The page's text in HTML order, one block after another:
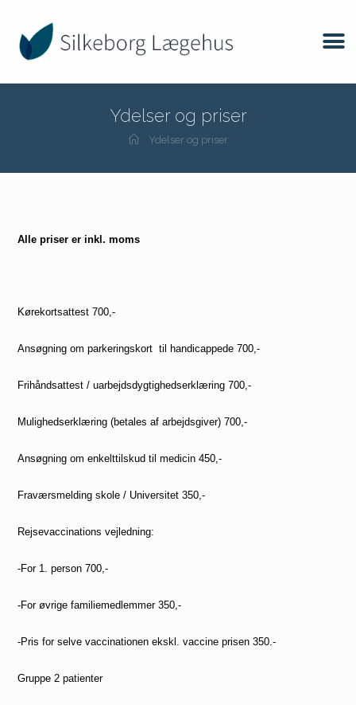
Ydelser og priser
Ydelser og priser
Alle priser er inkl. moms
Kørekortsattest 700,-
Ansøgning om parkeringskort til handicappede 700,-
Frihåndsattest / uarbejdsdygtighedserklæring 700,-
Mulighedserklæring (betales af arbejdsgiver) 700,-
Ansøgning om enkelttilskud til medicin 450,-
Fraværsmelding skole / Universitet 350,-
Rejsevaccinations vejledning:
-For 1. person 700,-
-For øvrige familiemedlemmer 350,-
-Pris for selve vaccinationen ekskl. vaccine prisen 350.-
Gruppe 2 patienter